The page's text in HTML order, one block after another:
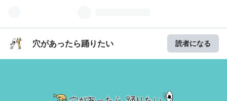
穴があったら踊りたい 読者になる